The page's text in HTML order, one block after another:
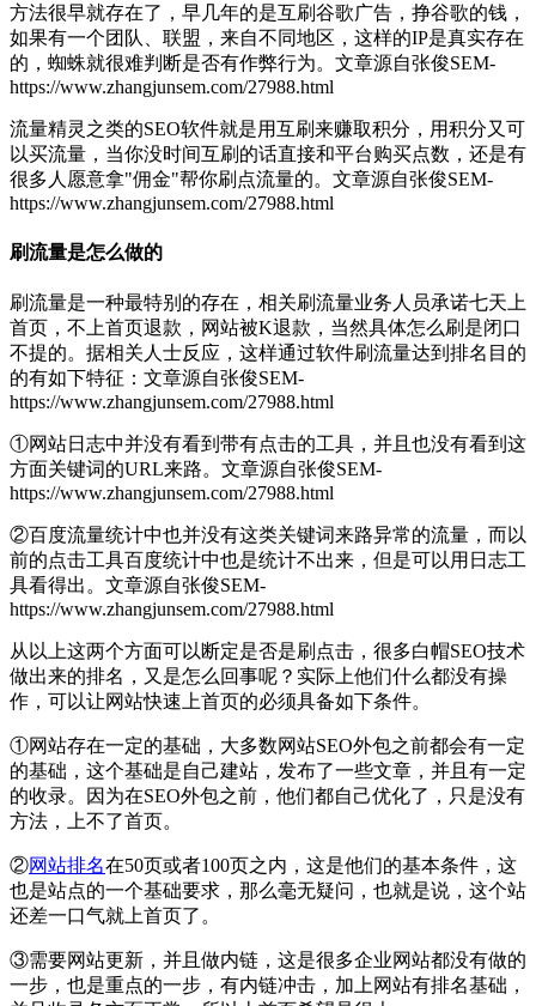
方法很早就存在了，早几年的是互刷谷歌广告，挣谷歌的钱，
如果有一个团队、联盟，来自不同地区，这样的IP是真实存在
的，蜘蛛就很难判断是否有作弊行为。 文章源自张俊SEM-
https://www.zhangjunsem.com/27988.html
流量精灵之类的SEO软件就是用互刷来赚取积分，用积分又可
以买流量，当你没时间互刷的话直接和平台购买点数，还是有
很多人愿意拿"佣金"帮你刷点流量的。 文章源自张俊SEM-
https://www.zhangjunsem.com/27988.html
刷流量是怎么做的
刷流量是一种最特别的存在，相关刷流量业务人员承诺七天上
首页，不上首页退款，网站被K退款，当然具体怎么刷是闭口
不提的。据相关人士反应，这样通过软件刷流量达到排名目的
的有如下特征： 文章源自张俊SEM-
https://www.zhangjunsem.com/27988.html
①网站日志中并没有看到带有点击的工具，并且也没有看到这
方面关键词的URL来路。 文章源自张俊SEM-
https://www.zhangjunsem.com/27988.html
②百度流量统计中也并没有这类关键词来路异常的流量，而以
前的点击工具百度统计中也是统计不出来，但是可以用日志工
具看得出。 文章源自张俊SEM-
https://www.zhangjunsem.com/27988.html
从以上这两个方面可以断定是否是刷点击，很多白帽SEO技术
做出来的排名，又是怎么回事呢？实际上他们什么都没有操
作，可以让网站快速上首页的必须具备如下条件。
①网站存在一定的基础，大多数网站SEO外包之前都会有一定
的基础，这个基础是自己建站，发布了一些文章，并且有一定
的收录。因为在SEO外包之前，他们都自己优化了，只是没有
方法，上不了首页。
②网站排名在50页或者100页之内，这是他们的基本条件，这
也是站点的一个基础要求，那么毫无疑问，也就是说，这个站
还差一口气就上首页了。
③需要网站更新，并且做内链，这是很多企业网站都没有做的
一步，也是重点的一步，有内链冲击，加上网站有排名基础，